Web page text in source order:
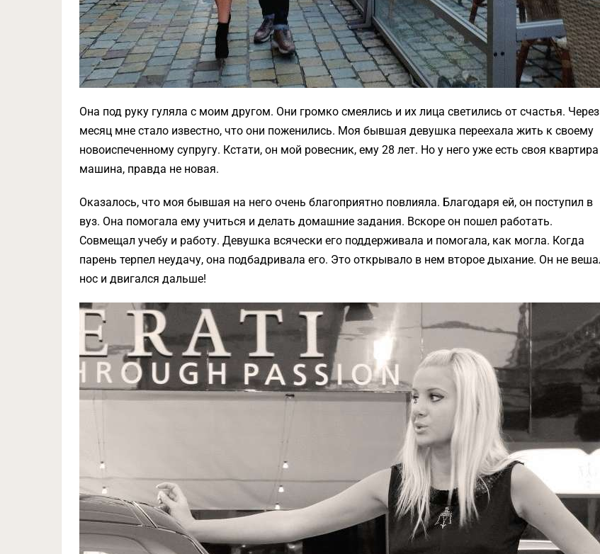
Она под руку гуляла с моим другом. Они громко смеялись и их лица светились от счастья. Через
месяц мне стало известно, что они поженились. Моя бывшая девушка переехала жить к своему
новоиспеченному супругу. Кстати, он мой ровесник, ему 28 лет. Но у него уже есть своя
машина, правда не новая.
Оказалось, что моя бывшая на него очень благоприятно повлияла. Благодаря ей, он поступил в
вуз. Она помогала ему учиться и делать домашние задания. Вскоре он пошел работать.
Совмещал учебу и работу. Девушка всячески его поддерживала и помогала, как могла. Когда
парень терпел неудачу, она подбадривала его. Это открывало в нем второе дыхание. Он не
нос и двигался дальше!